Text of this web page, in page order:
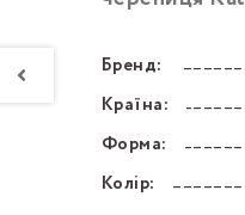
Бренд:
Країна:
Форма:
Колір: